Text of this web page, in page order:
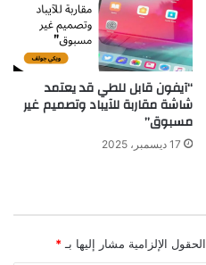
“آيفون قابل للطي قد يعتمد
شاشة مقاربة للآيباد وتصميم غير
مسبوق”
17 ديسمبر، 2025
الحقول الإلزامية مشار إليها بـ *